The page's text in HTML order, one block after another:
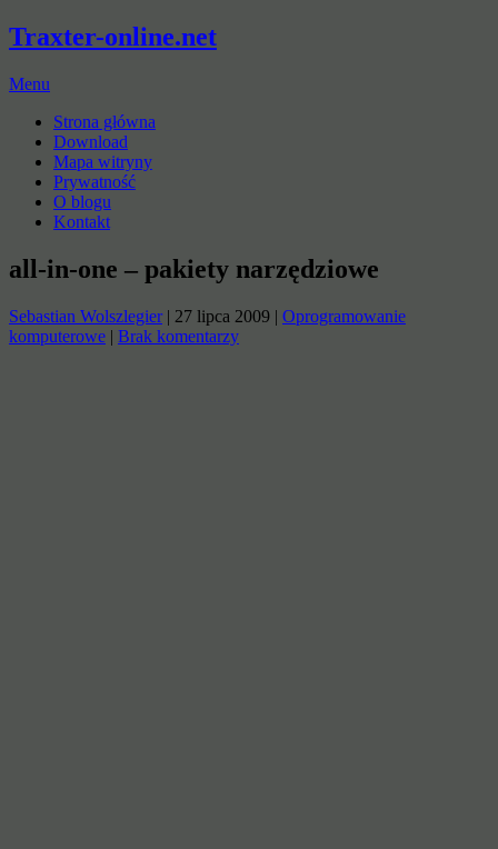
Traxter-online.net
Menu
Strona główna
Download
Mapa witryny
Prywatność
O blogu
Kontakt
all-in-one – pakiety narzędziowe
Sebastian Wolszlegier| 27 lipca 2009 | Oprogramowanie
komputerowe | Brak komentarzy